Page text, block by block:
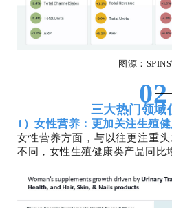
图源：
02
三大热门领域
1）女性营养：更加关注生殖
女性营养方面，与以往更注重
不同，女性生殖健康类产品同比